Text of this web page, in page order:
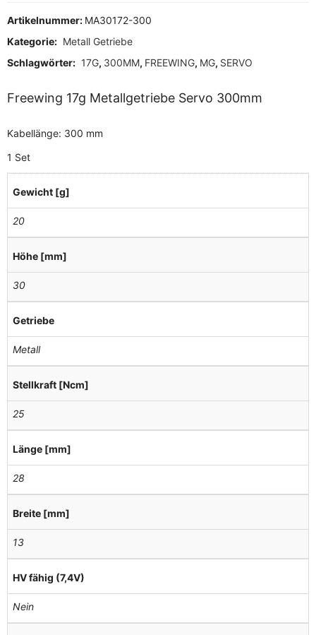
Artikelnummer: MA30172-300
Kategorie: Metall Getriebe
Schlagwörter: 17G, 300MM, FREEWING, MG, SERVO
Freewing 17g Metallgetriebe Servo 300mm
Kabellänge: 300 mm
1 Set
Gewicht [g]
20
Höhe [mm]
30
Getriebe
Metall
Stellkraft [Ncm]
25
Länge [mm]
28
Breite [mm]
13
HV fähig (7,4V)
Nein